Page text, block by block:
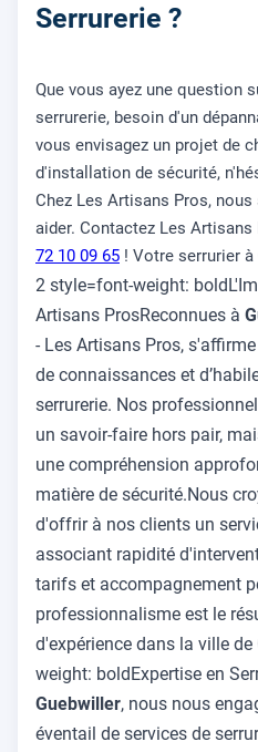
Serrurerie ?
Que vous ayez une question
serrurerie, besoin d'un
vous envisagez un projet de
d'installation de sécurité,
Chez Les Artisans Pros,
aider. Contactez Les
72 10 09 65 ! Votre serrurier à
2 style=font-weight:
Artisans ProsReconnues à
- Les Artisans Pros,
de connaissances et
serrurerie. Nos
un savoir-faire hors pair,
une compréhension
matière de sécurité.Nous
d'offrir à nos clients un
associant rapidité
tarifs et accompagnement
professionnalisme est le
d'expérience dans la ville
weight: boldExpertise en
Guebwiller, nous nous
éventail de services de